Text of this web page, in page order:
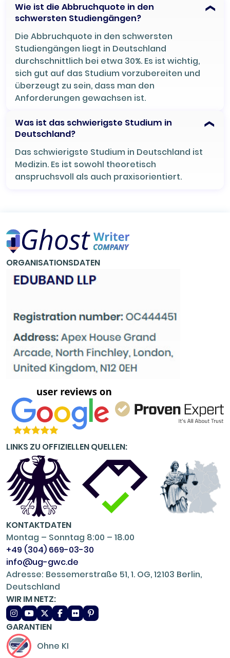
Wie ist die Abbruchquote in den
schwersten Studiengängen?
Die Abbruchquote in den schwersten
Studiengängen liegt in Deutschland
durchschnittlich bei etwa 30%. Es ist wichtig,
sich gut auf das Studium vorzubereiten und
überzeugt zu sein, dass man den
Anforderungen gewachsen ist.
Was ist das schwierigste Studium in
Deutschland?
Das schwierigste Studium in Deutschland ist
Medizin. Es ist sowohl theoretisch
anspruchsvoll als auch praxisorientiert.
ORGANISATIONSDATEN
LINKS ZU OFFIZIELLEN QUELLEN:
KONTAKTDATEN
Montag – Sonntag 8:00 – 18.00
+49 (304) 669-03-30
info@ug-gwc.de
Adresse: Bessemerstraße 51, 1. OG, 12103 Berlin,
Deutschland
WIR IM NETZ:
GARANTIEN
Ohne KI